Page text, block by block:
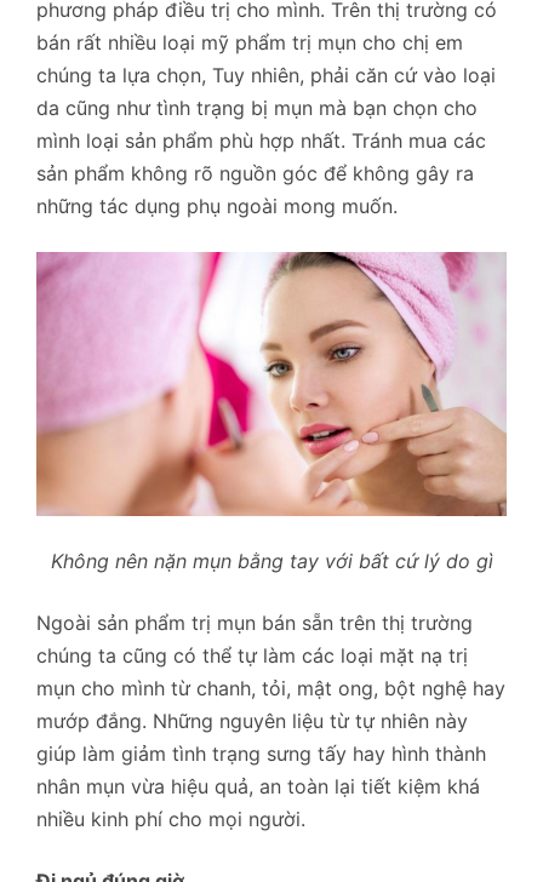
phương pháp điều trị cho mình. Trên thị trường có
bán rất nhiều loại mỹ phẩm trị mụn cho chị em
chúng ta lựa chọn, Tuy nhiên, phải căn cứ vào loại
da cũng như tình trạng bị mụn mà bạn chọn cho
mình loại sản phẩm phù hợp nhất. Tránh mua các
sản phẩm không rõ nguồn góc để không gây ra
những tác dụng phụ ngoài mong muốn.
Không nên nặn mụn bằng tay với bất cứ lý do gì
Ngoài sản phẩm trị mụn bán sẵn trên thị trường
chúng ta cũng có thể tự làm các loại mặt nạ trị
mụn cho mình từ chanh, tỏi, mật ong, bột nghệ hay
mướp đắng. Những nguyên liệu từ tự nhiên này
giúp làm giảm tình trạng sưng tấy hay hình thành
nhân mụn vừa hiệu quả, an toàn lại tiết kiệm khá
nhiều kinh phí cho mọi người.